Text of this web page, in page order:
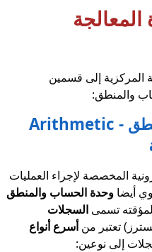
المركزية إلى قسمين
والمنطق:
أولا: وحدة الحساب والمنطق - Arithmetic
المخصصة لإجراء العمليات
أيضا وحدة الحساب والمنطق
تسمى السجلات
تعتبر منأسرع أنواع
إلى نوعين: